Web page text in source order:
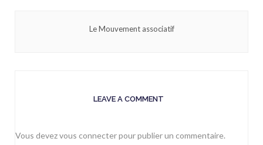
Le Mouvement associatif
LEAVE A COMMENT
Vous devezvous connecterpour publier un commentaire.